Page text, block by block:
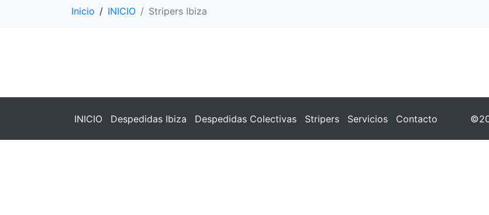
Inicio INICIO Stripers Ibiza
INICIO Despedidas Ibiza Despedidas Colectivas Stripers Servicios Contacto